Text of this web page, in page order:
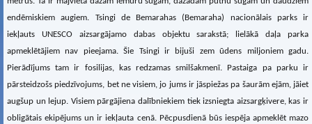
endēmiskiem augiem. Tsingi de Bemarahas (Bemaraha) nacionālais parks ir
iekļauts UNESCO aizsargājamo dabas objektu sarakstā; lielākā daļa parka
apmeklētājiem nav pieejama. Šie Tsingi ir bijuši zem ūdens miljoniem gadu.
Pierādījums tam ir fosilijas, kas redzamas smilšakmenī. Pastaiga pa parku ir
pārsteidzošs piedzīvojums, bet ne visiem, jo jums ir jāspiežas pa šaurām ejām, jāiet
augšup un lejup. Visiem pārgājiena dalībniekiem tiek izsniegta aizsargķivere, kas ir
obligātais ekipējums un ir iekļauta cenā. Pēcpusdienā būs iespēja apmeklēt mazo